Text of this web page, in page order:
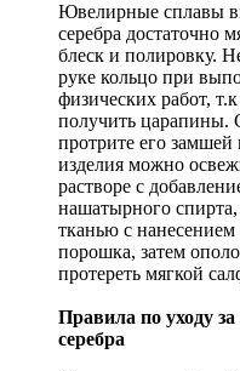
Ювелирные сплавы
серебра достаточно
блеск и полировку.
руке кольцо при
физических работ,
получить царапины.
протрите его
изделия можно
растворе с
нашатырного спирта,
тканью с
порошка, затем
протереть мягкой
Правила по уходу
серебра